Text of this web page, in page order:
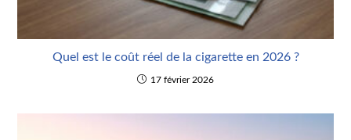
Quel est le coût réel de la cigarette en 2026 ?
17 février 2026